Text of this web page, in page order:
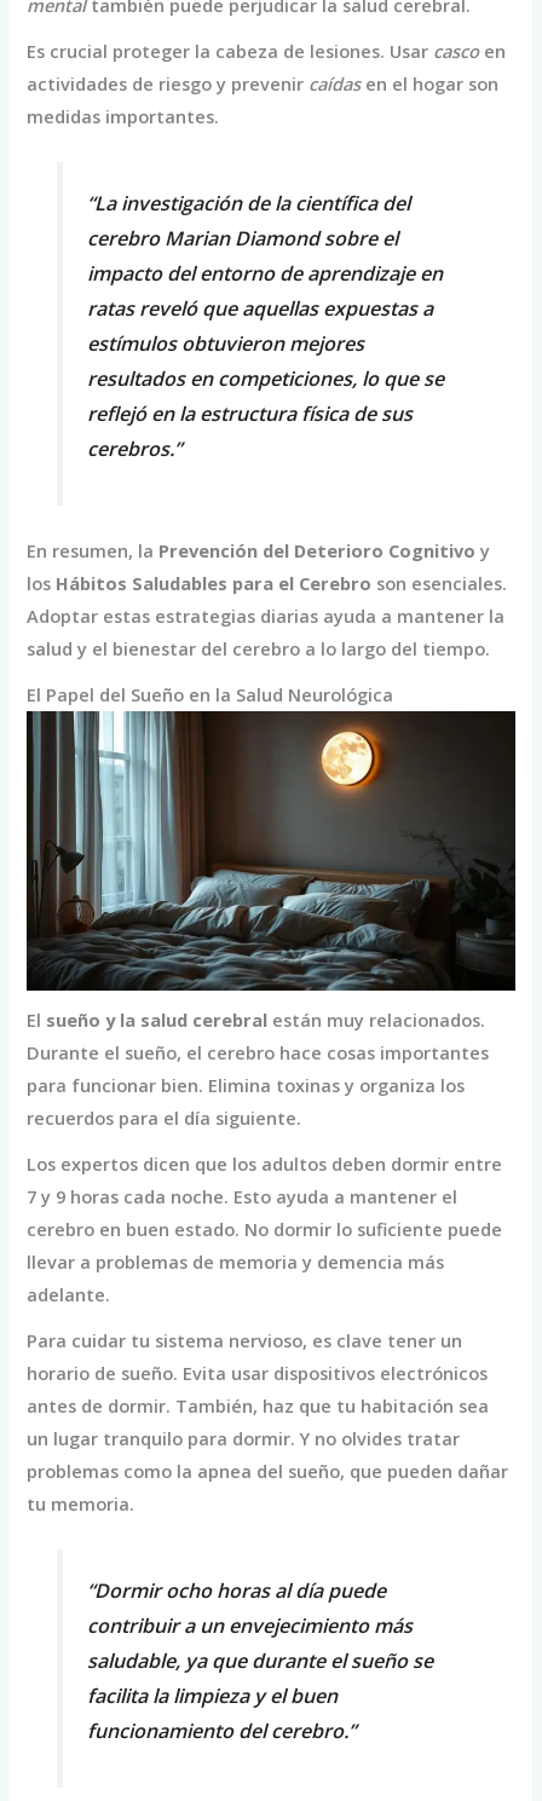
mentaltambién puede perjudicar la salud cerebral.
Es crucial proteger la cabeza de lesiones. Usar cascoen
actividades de riesgo y prevenir caídasen el hogar son
medidas importantes.
“La investigación de la científica del
cerebro Marian Diamond sobre el
impacto del entorno de aprendizaje en
ratas reveló que aquellas expuestas a
estímulos obtuvieron mejores
resultados en competiciones, lo que se
reflejó en la estructura física de sus
cerebros.”
En resumen, la Prevención del Deterioro Cognitivo y
los Hábitos Saludables para el Cerebro son esenciales.
Adoptar estas estrategias diarias ayuda a mantener la
salud y el bienestar del cerebro a lo largo del tiempo.
El Papel del Sueño en la Salud Neurológica
El sueño y la salud cerebral están muy relacionados.
Durante el sueño, el cerebro hace cosas importantes
para funcionar bien. Elimina toxinas y organiza los
recuerdos para el día siguiente.
Los expertos dicen que los adultos deben dormir entre
7 y 9 horas cada noche. Esto ayuda a mantener el
cerebro en buen estado. No dormir lo suficiente puede
llevar a problemas de memoria y demencia más
adelante.
Para cuidar tu sistema nervioso, es clave tener un
horario de sueño. Evita usar dispositivos electrónicos
antes de dormir. También, haz que tu habitación sea
un lugar tranquilo para dormir. Y no olvides tratar
problemas como la apnea del sueño, que pueden dañar
tu memoria.
“Dormir ocho horas al día puede
contribuir a un envejecimiento más
saludable, ya que durante el sueño se
facilita la limpieza y el buen
funcionamiento del cerebro.”